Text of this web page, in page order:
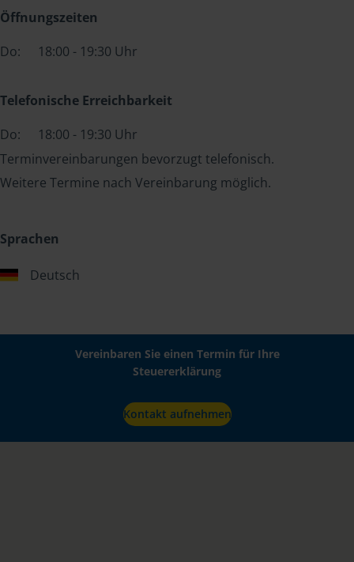
Öffnungszeiten
Do:
18:00 - 19:30 Uhr
Telefonische Erreichbarkeit
Do:
18:00 - 19:30 Uhr
Terminvereinbarungen bevorzugt telefonisch.
Weitere Termine nach Vereinbarung möglich.
Sprachen
Deutsch
Vereinbaren Sie einen Termin für Ihre
Steuererklärung
Kontakt aufnehmen